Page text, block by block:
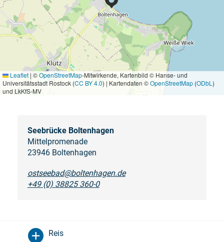
Leaflet | ©OpenStreetMap-Mitwirkende, Kartenbild © Hanse- und
Universitätsstadt Rostock (CC BY 4.0) | Kartendaten ©OpenStreetMap (ODbL )
und LkKfS-MV
Seebrücke Boltenhagen
Mittelpromenade
23946 Boltenhagen
ostseebad@boltenhagen.de
+49 (0) 38825 360-0
Reis